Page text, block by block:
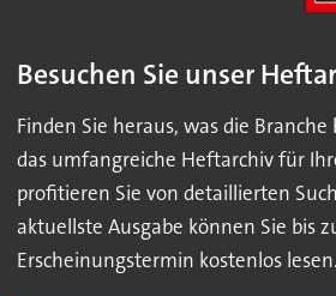
Besuchen Sie unser
Finden Sie heraus, was die
das umfangreiche Heftarchiv für
profitieren Sie von detaillierten
aktuellste Ausgabe können Sie bis
Erscheinungstermin kostenlos lesen.